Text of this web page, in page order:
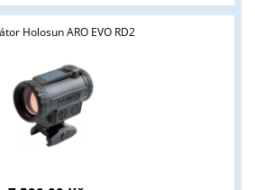
Holosun ARO EVO RD2
a střelivo. Splňujete tyto